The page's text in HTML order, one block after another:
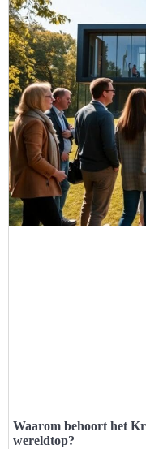
Waarom behoort het
wereldtop?